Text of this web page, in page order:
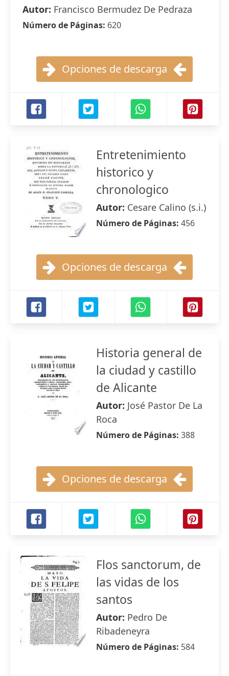
Autor: Francisco Bermudez De Pedraza
Número de Páginas: 620
Opciones de descarga
Entretenimiento
historico y
chronologico
Autor: Cesare Calino (s.i.)
Número de Páginas: 456
Opciones de descarga
Historia general de
la ciudad y castillo
de Alicante
Autor: José Pastor De La
Roca
Número de Páginas: 388
Opciones de descarga
Flos sanctorum, de
las vidas de los
santos
Autor: Pedro De
Ribadeneyra
Número de Páginas: 584